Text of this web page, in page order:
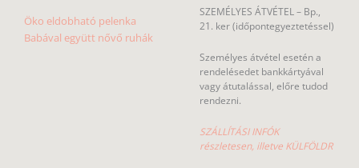
Öko eldobható pelenka
Babával együtt nővő ruhák
SZEMÉLYES ÁTVÉTEL – Bp.,
21. ker (időpontegyeztetéssel)
Személyes átvétel esetén a
rendelésedet bankkártyával
vagy átutalással, előre tudod
rendezni.
SZÁLLÍTÁSI INFÓK
részletesen, illetve KÜLFÖLDR